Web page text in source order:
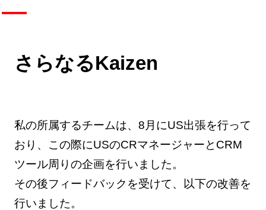
さらなるKaizen
私の所属するチームは、8月にUS出張を行って
おり、この際にUSのCRマネージャーとCRM
ツール周りの企画を行いました。
その後フィードバックを受けて、以下の改善を
行いました。